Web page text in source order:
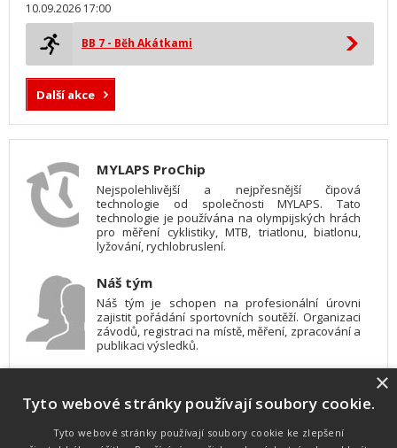
10.09.2026 17:00
BB 7 - Běh Akátkami
Další akce
MYLAPS ProChip
Nejspolehlivější a nejpřesnější čipová
technologie od společnosti MYLAPS. Tato
technologie je používána na olympijských hrách
pro měření cyklistiky, MTB, triatlonu, biatlonu,
lyžování, rychlobruslení.
Náš tým
Náš tým je schopen na profesionální úrovni
zajistit pořádání sportovních soutěží. Organizaci
závodů, registraci na místě, měření, zpracování a
publikaci výsledků.
Pro měření, zpracování a publikaci výsledků
používáme software vyvinutý na zakázku. Lze
online publikovat výsledky komentátorovi na
obrazovky a s nepatrným zpožděním na
×
Tyto webové stránky používají soubory cookie.
Tyto webové stránky používají soubory cookie ke zlepšení